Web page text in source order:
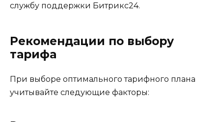
службу поддержки Битрикс24.
Рекомендации по выбору
тарифа
При выборе оптимального тарифного плана
учитывайте следующие факторы: